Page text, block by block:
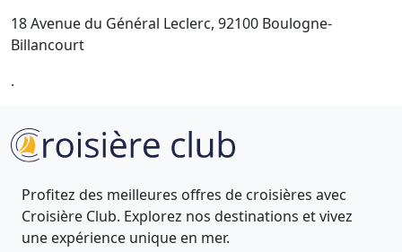
18 Avenue du Général Leclerc, 92100 Boulogne-
Billancourt
.
Profitez des meilleures offres de croisières avec
Croisière Club. Explorez nos destinations et vivez
une expérience unique en mer.